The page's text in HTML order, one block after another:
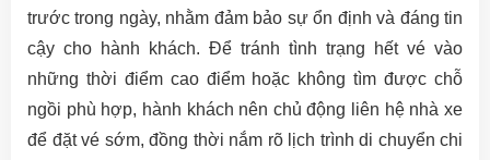
trước trong ngày, nhằm đảm bảo sự ổn định và đáng tin
cậy cho hành khách. Để tránh tình trạng hết vé vào
những thời điểm cao điểm hoặc không tìm được chỗ
ngồi phù hợp, hành khách nên chủ động liên hệ nhà xe
để đặt vé sớm, đồng thời nắm rõ lịch trình di chuyển chi